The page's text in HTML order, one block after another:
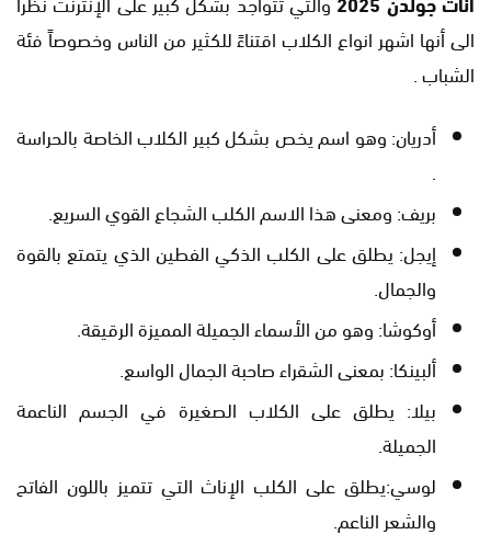
الى أنها اشهر انواع الكلاب اقتناءً للكثير من الناس وخصوصاً فئة
الشباب .
أدريان: وهو اسم يخص بشكل كبير الكلاب الخاصة بالحراسة
.
بريف: ومعنى هذا الاسم الكلب الشجاع القوي السريع.
إيجل: يطلق على الكلب الذكي الفطين الذي يتمتع بالقوة
والجمال.
أوكوشا: وهو من الأسماء الجميلة المميزة الرقيقة.
ألبينكا: بمعنى الشقراء صاحبة الجمال الواسع.
بيلا: يطلق على الكلاب الصغيرة في الجسم الناعمة
الجميلة.
لوسي:يطلق على الكلب الإناث التي تتميز باللون الفاتح
والشعر الناعم.